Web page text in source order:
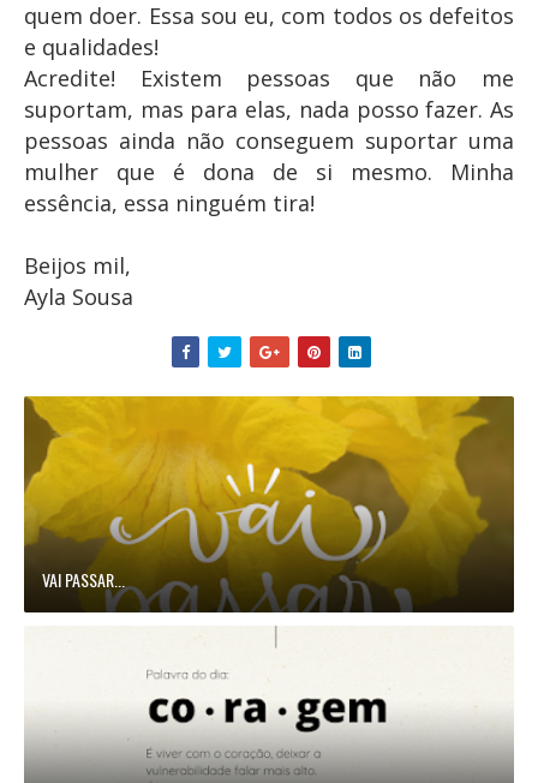
quem doer. Essa sou eu, com todos os defeitos
e qualidades!
Acredite! Existem pessoas que não me
suportam, mas para elas, nada posso fazer. As
pessoas ainda não conseguem suportar uma
mulher que é dona de si mesmo. Minha
essência, essa ninguém tira!
Beijos mil,
Ayla Sousa
VAI PASSAR...